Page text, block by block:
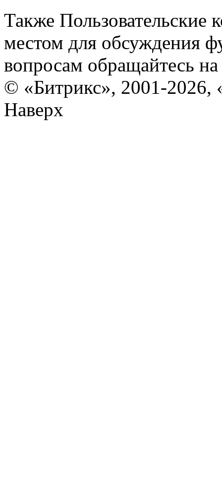
Также Пользовательские
местом для обсуждения
вопросам обращайтесь
© «Битрикс», 2001-2026,
Наверх